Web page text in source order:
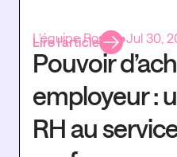
L'équipe Rosaly•Jul 30,
Pouvoir
employeur :
RH au
Lire l’article